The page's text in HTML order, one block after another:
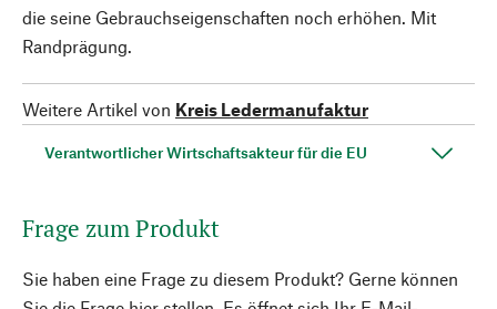
die seine Gebrauchseigenschaften noch erhöhen. Mit
Randprägung.
Weitere Artikel von Kreis Ledermanufaktur
Verantwortlicher Wirtschaftsakteur für die EU
Frage zum Produkt
Sie haben eine Frage zu diesem Produkt? Gerne können